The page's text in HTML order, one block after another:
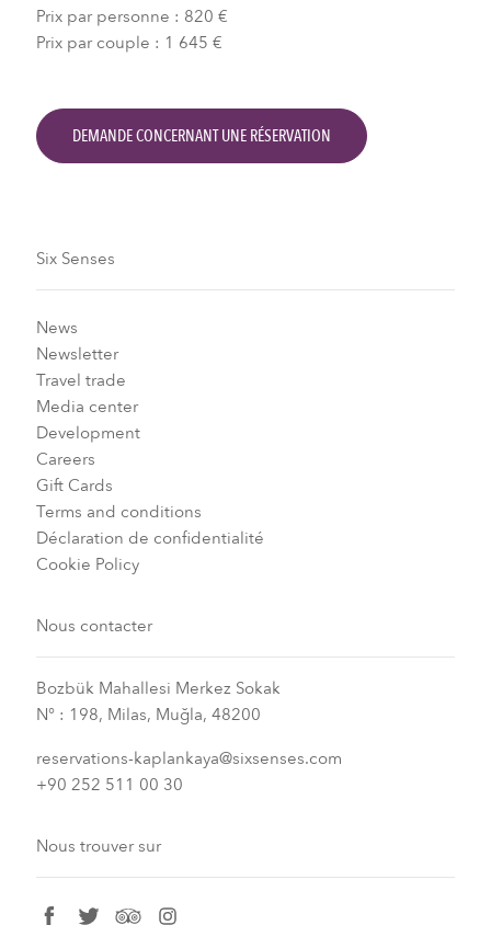
Prix ​​par personne : 820 €
Prix par couple : 1 645 €
DEMANDE CONCERNANT UNE RÉSERVATION
Six Senses
News
Newsletter
Travel trade
Media center
Development
Careers
Gift Cards
Terms and conditions
Déclaration de confidentialité
Cookie Policy
Nous contacter
Bozbük Mahallesi Merkez Sokak
N° : 198, Milas, Muğla, 48200
reservations-kaplankaya@sixsenses.com
+90 252 511 00 30
Nous trouver sur
facebook
twitter tripadvisor